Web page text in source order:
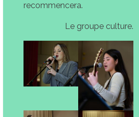
recommencera.
Le groupe culture.